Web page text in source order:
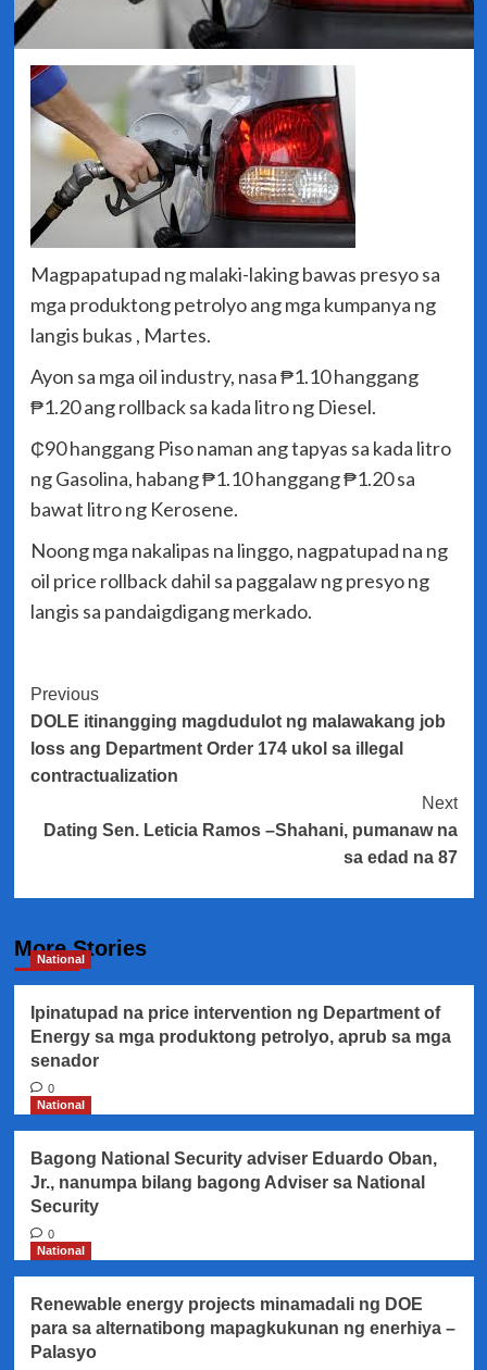
Magpapatupad ng malaki-laking bawas presyo sa
mga produktong petrolyo ang mga kumpanya ng
langis bukas , Martes.
Ayon sa mga oil industry, nasa ₱1.10 hanggang
₱1.20 ang rollback sa kada litro ng Diesel.
₵90 hanggang Piso naman ang tapyas sa kada litro
ng Gasolina, habang ₱1.10 hanggang ₱1.20 sa
bawat litro ng Kerosene.
Noong mga nakalipas na linggo, nagpatupad na ng
oil price rollback dahil sa paggalaw ng presyo ng
langis sa pandaigdigang merkado.
Post
Navigation
Previous
DOLE itinangging magdudulot ng malawakang job
loss ang Department Order 174 ukol sa illegal
contractualization
Next
Dating Sen. Leticia Ramos –Shahani, pumanaw na
sa edad na 87
More Stories
National
Ipinatupad na price intervention ng Department of
Energy sa mga produktong petrolyo, aprub sa mga
senador
0
National
Bagong National Security adviser Eduardo Oban,
Jr., nanumpa bilang bagong Adviser sa National
Security
0
National
Renewable energy projects minamadali ng DOE
para sa alternatibong mapagkukunan ng enerhiya –
Palasyo